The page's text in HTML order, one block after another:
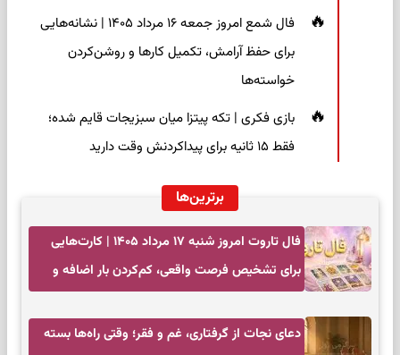
فال شمع امروز جمعه ۱۶ مرداد ۱۴۰۵ | نشانه‌هایی
برای حفظ آرامش، تکمیل کارها و روشن‌کردن
خواسته‌ها
بازی فکری | تکه پیتزا میان سبزیجات قایم شده؛
فقط ۱۵ ثانیه برای پیداکردنش وقت دارید
برترین‌ها
فال تاروت امروز شنبه ۱۷ مرداد ۱۴۰۵ | کارت‌هایی
برای تشخیص فرصت واقعی، کم‌کردن بار اضافه و
دعای نجات از گرفتاری، غم و فقر؛ وقتی راه‌ها بسته